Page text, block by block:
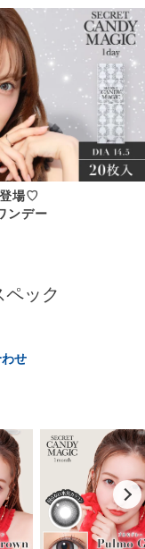
場♡
ンデー
ペック
せ